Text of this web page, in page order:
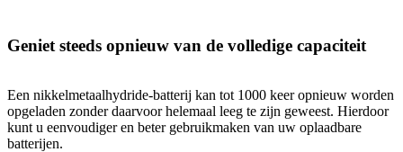
Geniet steeds opnieuw van de volledige capaciteit
Een nikkelmetaalhydride-batterij kan tot 1000 keer opnieuw worden
opgeladen zonder daarvoor helemaal leeg te zijn geweest. Hierdoor
kunt u eenvoudiger en beter gebruikmaken van uw oplaadbare
batterijen.